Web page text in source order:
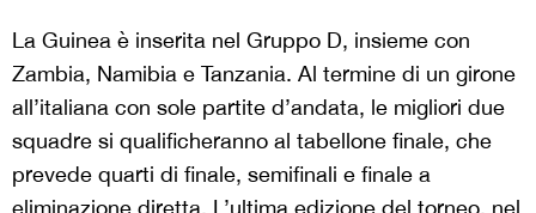
La Guinea è inserita nel Gruppo D, insieme con
Zambia, Namibia e Tanzania. Al termine di un girone
all’italiana con sole partite d’andata, le migliori due
squadre si qualificheranno al tabellone finale, che
prevede quarti di finale, semifinali e finale a